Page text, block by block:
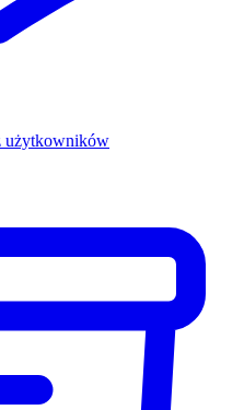
użytkowników